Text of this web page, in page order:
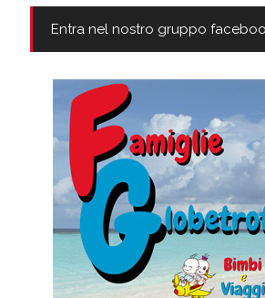
Entra nel nostro gruppo